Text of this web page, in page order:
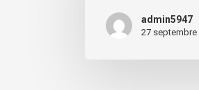
admin5947
27 septembre